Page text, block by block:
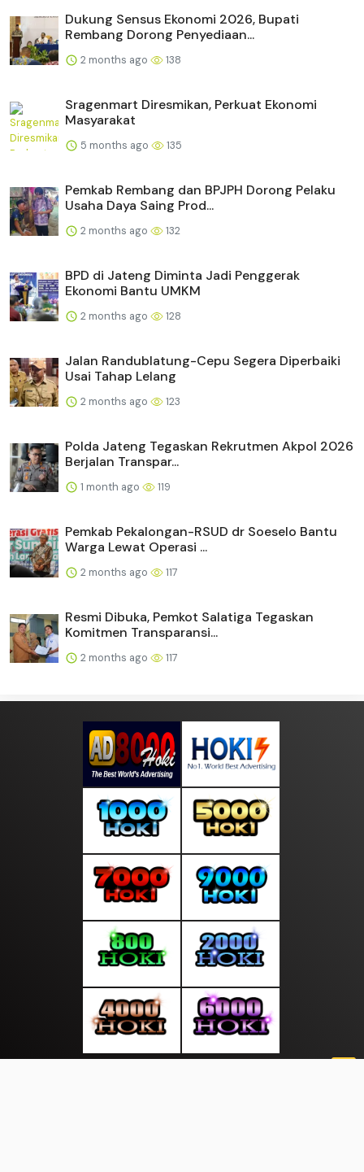
Dukung Sensus Ekonomi 2026, Bupati
Rembang Dorong Penyediaan...
2 months ago 138
Sragenmart Diresmikan, Perkuat Ekonomi
Masyarakat
5 months ago 135
Pemkab Rembang dan BPJPH Dorong Pelaku
Usaha Daya Saing Prod...
2 months ago 132
BPD di Jateng Diminta Jadi Penggerak
Ekonomi Bantu UMKM
2 months ago 128
Jalan Randublatung-Cepu Segera Diperbaiki
Usai Tahap Lelang
2 months ago 123
Polda Jateng Tegaskan Rekrutmen Akpol 2026
Berjalan Transpar...
1 month ago 119
Pemkab Pekalongan-RSUD dr Soeselo Bantu
Warga Lewat Operasi ...
2 months ago 117
Resmi Dibuka, Pemkot Salatiga Tegaskan
Komitmen Transparansi...
2 months ago 117